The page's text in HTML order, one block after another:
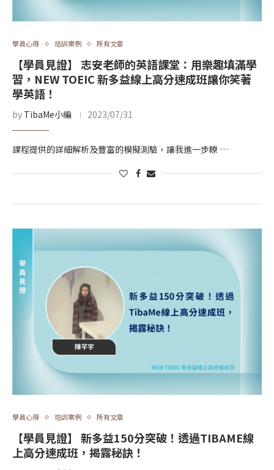
學員心得 培訓案例 所有文章
【學員見證】 志安老師的英語課堂：用樂趣填滿學
習，NEW TOEIC 新多益線上高分速成班讓你笑著
學英語！
by TibaMe小編 2023/07/31
課程提供的詳細解析及豐富的模擬測驗，讓我進一步瞭 …
學員心得 培訓案例 所有文章
【學員見證】 新多益150分突破！透過TIBAME線
上高分速成班，揭露秘訣！